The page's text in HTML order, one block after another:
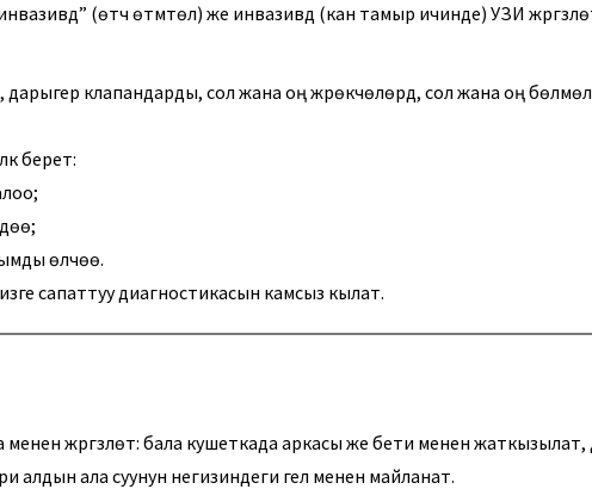
(өтүүчү өтүмтөлүү) же инвазивдүү (кан тамыр ичинде) УЗИ
дарыгер клапандарды, сол жана оң жүрөкчөлөрдү, сол жана оң
берет:
өлчөө.
сапаттуу диагностикасын камсыз кылат.
жүргүзүлөт: бала кушеткада аркасы же бети менен
алдын ала суунун негизиндеги гел менен майланат.